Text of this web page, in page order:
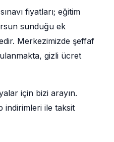
fiyatları; eğitim
sunduğu ek
Merkezimizde şeffaf
gizli ücret
için bizi arayın.
indirimleri ile taksit